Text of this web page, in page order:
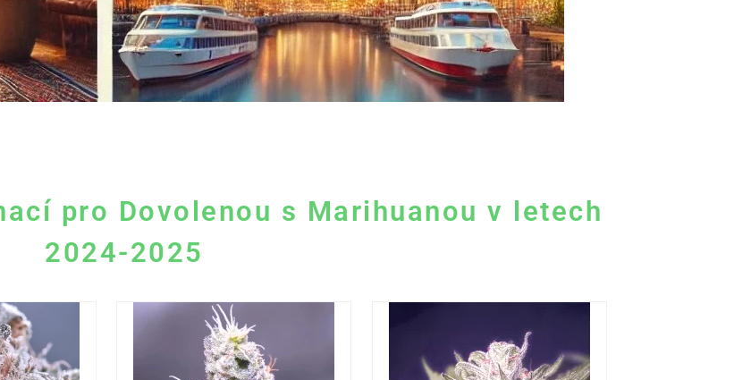
pro Dovolenou s Marihuanou v letech
2024-2025